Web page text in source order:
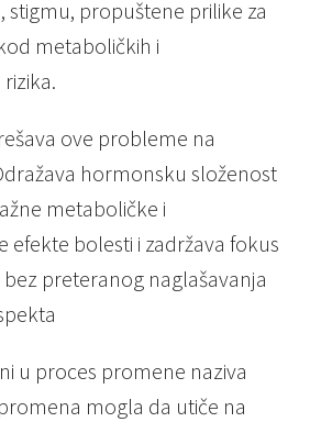
stigmu, propuštene prilike za
metaboličkih i
ove probleme na
hormonsku složenost
metaboličke i
efekte bolesti i zadržava fokus
preteranog naglašavanja
u proces promene naziva
mogla da utiče na